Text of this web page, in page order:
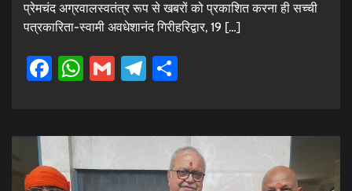
प्रेमचंद अग्रवालस्वतंत्र रूप से खबरों को प्रकाशित करना ही सच्ची
पत्रकारिता-स्वामी अवधेशानंद गिरीहरिद्वार, 19 […]
Facebook
WhatsApp
GmailTelegram